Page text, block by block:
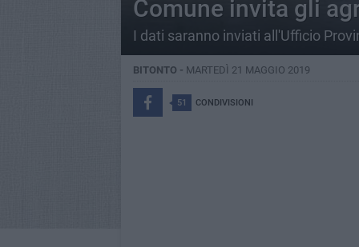
Comune invita gli
I dati saranno inviati all'Ufficio
BITONTO - MARTEDÌ 21 MAGGIO 2019
51 CONDIVISIONI